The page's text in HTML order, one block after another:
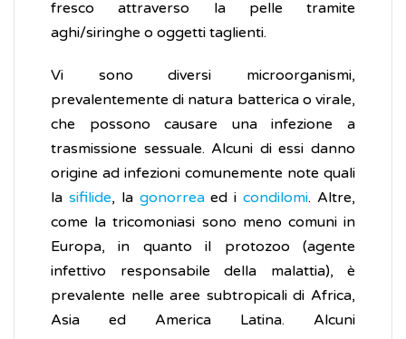
fresco attraverso la pelle tramite
aghi/siringhe o oggetti taglienti.
Vi sono diversi microorganismi,
prevalentemente di natura batterica o virale,
che possono causare una infezione a
trasmissione sessuale. Alcuni di essi danno
origine ad infezioni comunemente note quali
la sifilide, la gonorreaed icondilomi. Altre,
come la tricomoniasi sono meno comuni in
Europa, in quanto il protozoo (agente
infettivo responsabile della malattia), è
prevalente nelle aree subtropicali di Africa,
Asia ed America Latina. Alcuni